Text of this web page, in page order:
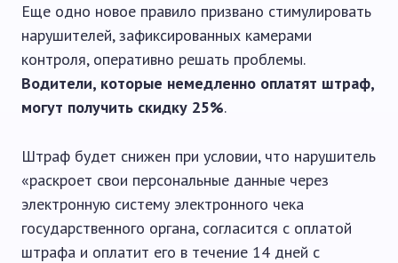
Еще одно новое правило призвано стимулировать
нарушителей, зафиксированных камерами
контроля, оперативно решать проблемы.
Водители, которые немедленно оплатят штраф,
могут получить скидку 25%.
Штраф будет снижен при условии, что нарушитель
«раскроет свои персональные данные через
электронную систему электронного чека
государственного органа, согласится с оплатой
штрафа и оплатит его в течение 14 дней с